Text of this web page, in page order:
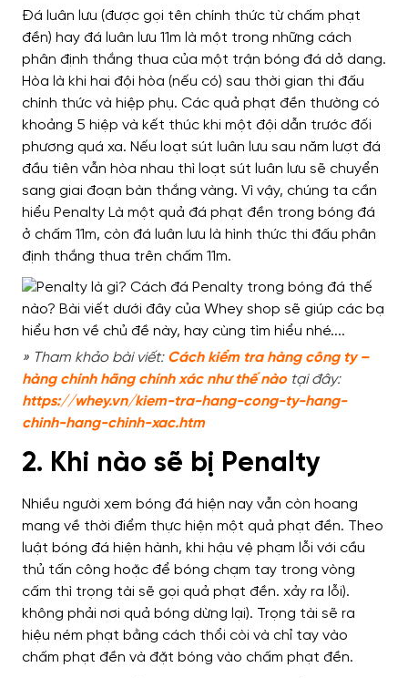
Đá luân lưu (được gọi tên chính thức từ chấm phạt
đền) hay đá luân lưu 11m là một trong những cách
phân định thắng thua của một trận bóng đá dở dang.
Hòa là khi hai đội hòa (nếu có) sau thời gian thi đấu
chính thức và hiệp phụ. Các quả phạt đền thường có
khoảng 5 hiệp và kết thúc khi một đội dẫn trước đối
phương quá xa. Nếu loạt sút luân lưu sau năm lượt đá
đầu tiên vẫn hòa nhau thì loạt sút luân lưu sẽ chuyển
sang giai đoạn bàn thắng vàng. Vì vậy, chúng ta cần
hiểu Penalty Là một quả đá phạt đền trong bóng đá
ở chấm 11m, còn đá luân lưu là hình thức thi đấu phân
định thắng thua trên chấm 11m.
» Tham khảo bài viết: Cách kiểm tra hàng công ty –
hàng chính hãng chính xác như thế nào tại đây:
https://whey.vn/kiem-tra-hang-cong-ty-hang-
chinh-hang-chinh-xac.htm
2. Khi nào sẽ bị Penalty
Nhiều người xem bóng đá hiện nay vẫn còn hoang
mang về thời điểm thực hiện một quả phạt đền. Theo
luật bóng đá hiện hành, khi hậu vệ phạm lỗi với cầu
thủ tấn công hoặc để bóng chạm tay trong vòng
cấm thì trọng tài sẽ gọi quả phạt đền. xảy ra lỗi).
không phải nơi quả bóng dừng lại). Trọng tài sẽ ra
hiệu ném phạt bằng cách thổi còi và chỉ tay vào
chấm phạt đền và đặt bóng vào chấm phạt đền.